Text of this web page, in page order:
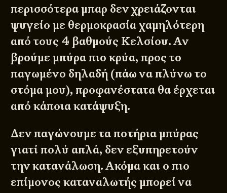
περισσότερα μπαρ δεν χρειάζονται
ψυγείο με θερμοκρασία χαμηλότερη
από τους 4 βαθμούς Κελσίου. Αν
βρούμε μπύρα πιο κρύα, προς το
παγωμένο δηλαδή (πάω να πλύνω το
στόμα μου), προφανέστατα θα έρχεται
από κάποια κατάψυξη.
Δεν παγώνουμε τα ποτήρια μπύρας
γιατί πολύ απλά, δεν εξυπηρετούν
την κατανάλωση. Ακόμα και ο πιο
επίμονος καταναλωτής μπορεί να